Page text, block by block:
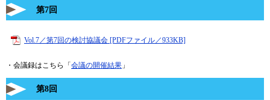
第7回
Vol.7／第7回の検討協議会 [PDFファイル／933KB]
・会議録はこちら「会議の開催結果 」
第8回